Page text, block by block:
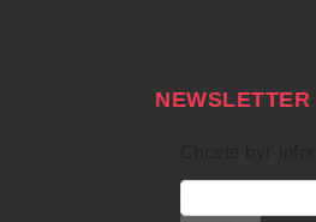
NEWSLETTER